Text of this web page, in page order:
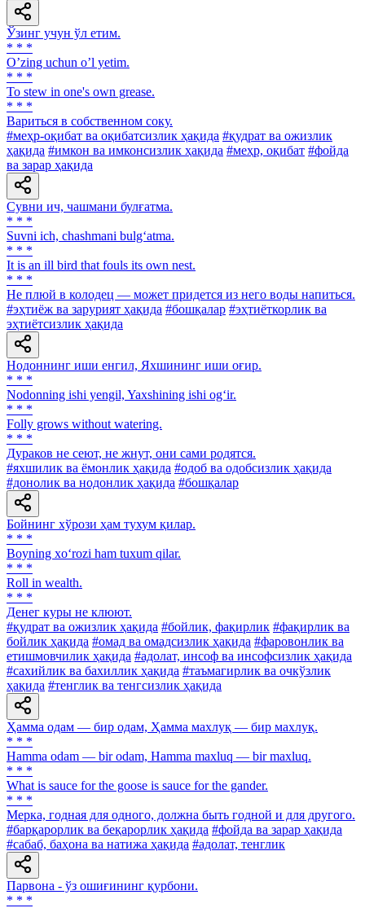
Ўзинг учун ўл етим.
* * *
Oʼzing uchun oʼl yetim.
* * *
To stew in one's own grease.
* * *
Вариться в собственном соку.
#меҳр-оқибат ва оқибатсизлик ҳақида #қудрат ва ожизлик
ҳақида #имкон ва имконсизлик ҳақида #меҳр, оқибат #фойда
ва зарар ҳақида
Сувни ич, чашмани булғатма.
* * *
Suvni ich, chashmani bulg‘atma.
* * *
It is an ill bird that fouls its own nest.
* * *
He плюй в колодец — может придется из него воды напиться.
#эҳтиёж ва зарурият ҳақида #бошқалар #эҳтиёткорлик ва
эҳтиётсизлик ҳақида
Нодоннинг иши енгил, Яхшининг иши оғир.
* * *
Nodonning ishi yengil, Yaxshining ishi og‘ir.
* * *
Folly grows without watering.
* * *
Дураков не сеют, не жнут, они сами родятся.
#яхшилик ва ёмонлик ҳақида #одоб ва одобсизлик ҳақида
#донолик ва нодонлик ҳақида #бошқалар
Бойнинг хўрози ҳам тухум қилар.
* * *
Boyning xo‘rozi ham tuxum qilar.
* * *
Roll in wealth.
* * *
Денег куры не клюют.
#қудрат ва ожизлик ҳақида #бойлик, фақирлик #фақирлик ва
бойлик ҳақида #омад ва омадсизлик ҳақида #фаровонлик ва
етишмовчилик ҳақида #адолат, инсоф ва инсофсизлик ҳақида
#сахийлик ва бахиллик ҳақида #таъмагирлик ва очкўзлик
ҳақида #тенглик ва тенгсизлик ҳақида
Ҳамма одам — бир одам, Ҳамма махлуқ — бир махлуқ.
* * *
Hamma odam — bir odam, Hamma maxluq — bir maxluq.
* * *
What is sauce for the goose is sauce for the gander.
* * *
Мерка, годная для одного, должна быть годной и для другого.
#барқарорлик ва беқарорлик ҳақида #фойда ва зарар ҳақида
#сабаб, баҳона ва натижа ҳақида #адолат, тенглик
Парвона - ўз ошиғининг қурбони.
* * *